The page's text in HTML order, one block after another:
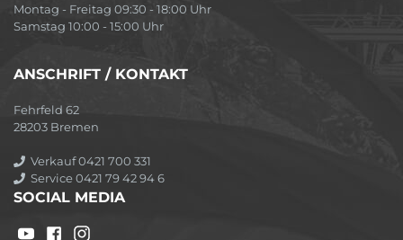
Montag - Freitag 09:30 - 18:00 Uhr
Samstag 10:00 - 15:00 Uhr
ANSCHRIFT / KONTAKT
Fehrfeld 62
28203 Bremen
Verkauf 0421 700 331
Service 0421 79 42 94 6
SOCIAL MEDIA